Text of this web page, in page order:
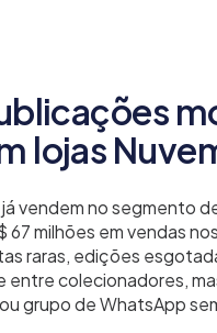
lojas
vendem no segmento
67 milhões em vendas
raras, edições
colecionadores,
grupo de WhatsApp